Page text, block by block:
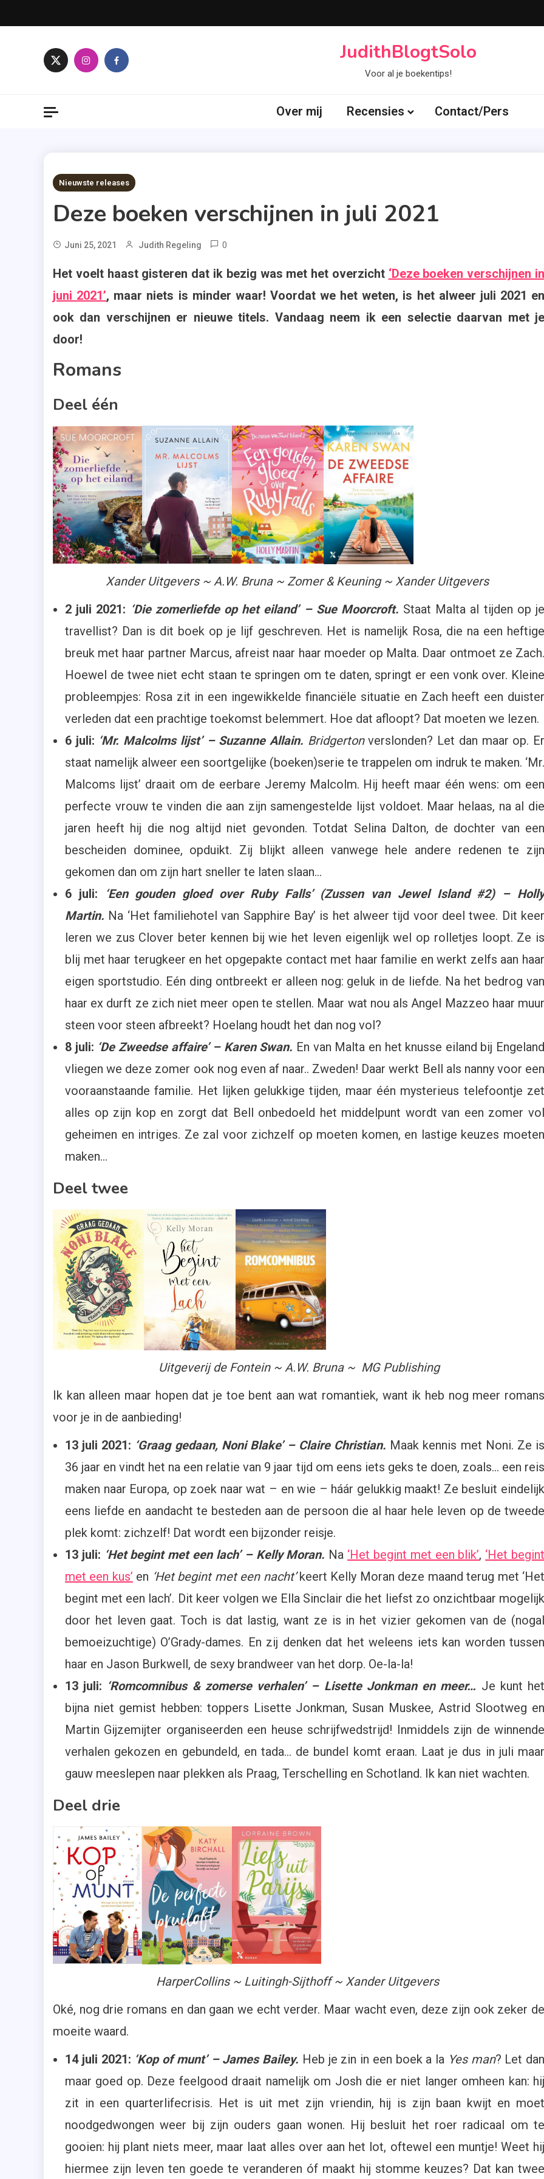
to
JudithBlogtSolo
Voor al je boekentips!
Over mij Recensies Contact/Pers
11 MINS READ
Nieuwste releases
Deze boeken verschijnen in juli 2021
Juni 25, 2021 Judith Regeling 0
Bruna
,
Overzicht
,
Romans
,
Suzanne
Vermeer
,
Thrillers
,
Xander
,
Young
,
Zomer
Het voelt haast gisteren dat ik bezig was met het overzicht ‘Deze boeken verschijnen in
juni 2021’, maar niets is minder waar! Voordat we het weten, is het alweer juli 2021 en
ook dan verschijnen er nieuwe titels. Vandaag neem ik een selectie daarvan met je
door!
Romans
Deel één
Xander Uitgevers ~ A.W. Bruna ~ Zomer & Keuning ~ Xander Uitgevers
2 juli 2021: ‘Die zomerliefde op het eiland’ – Sue Moorcroft. Staat Malta al tijden op je
travellist? Dan is dit boek op je lijf geschreven. Het is namelijk Rosa, die na een heftige
breuk met haar partner Marcus, afreist naar haar moeder op Malta. Daar ontmoet ze Zach.
Hoewel de twee niet echt staan te springen om te daten, springt er een vonk over. Kleine
probleempjes: Rosa zit in een ingewikkelde financiële situatie en Zach heeft een duister
verleden dat een prachtige toekomst belemmert. Hoe dat afloopt? Dat moeten we lezen.
6 juli: ‘Mr. Malcolms lijst’ – Suzanne Allain. Bridgertonverslonden? Let dan maar op. Er
staat namelijk alweer een soortgelijke (boeken)serie te trappelen om indruk te maken. ‘Mr.
Malcoms lijst’ draait om de eerbare Jeremy Malcolm. Hij heeft maar één wens: om een
perfecte vrouw te vinden die aan zijn samengestelde lijst voldoet. Maar helaas, na al die
jaren heeft hij die nog altijd niet gevonden. Totdat Selina Dalton, de dochter van een
bescheiden dominee, opduikt. Zij blijkt alleen vanwege hele andere redenen te zijn
gekomen dan om zijn hart sneller te laten slaan…
6 juli: ‘Een gouden gloed over Ruby Falls’ (Zussen van Jewel Island #2) –
Martin. Na ‘Het familiehotel van Sapphire Bay’ is het alweer tijd voor deel twee. Dit keer
leren we zus Clover beter kennen bij wie het leven eigenlijk wel op rolletjes loopt. Ze is
blij met haar terugkeer en het opgepakte contact met haar familie en werkt zelfs aan haar
eigen sportstudio. Eén ding ontbreekt er alleen nog: geluk in de liefde. Na het bedrog van
haar ex durft ze zich niet meer open te stellen. Maar wat nou als Angel Mazzeo haar muur
steen voor steen afbreekt? Hoelang houdt het dan nog vol?
8 juli: ‘De Zweedse affaire’ – Karen Swan. En van Malta en het knusse eiland bij Engeland
vliegen we deze zomer ook nog even af naar.. Zweden! Daar werkt Bell als nanny voor een
vooraanstaande familie. Het lijken gelukkige tijden, maar één mysterieus telefoontje zet
alles op zijn kop en zorgt dat Bell onbedoeld het middelpunt wordt van een zomer vol
geheimen en intriges. Ze zal voor zichzelf op moeten komen, en lastige keuzes moeten
maken…
Deel twee
Uitgeverij de Fontein ~ A.W. Bruna ~ MG Publishing
Ik kan alleen maar hopen dat je toe bent aan wat romantiek, want ik heb nog meer romans
voor je in de aanbieding!
13 juli 2021: ‘Graag gedaan, Noni Blake’ – Claire Christian. Maak kennis met Noni. Ze is
36 jaar en vindt het na een relatie van 9 jaar tijd om eens iets geks te doen, zoals… een reis
maken naar Europa, op zoek naar wat – en wie – háár gelukkig maakt! Ze besluit eindelijk
eens liefde en aandacht te besteden aan de persoon die al haar hele leven op de tweede
plek komt: zichzelf! Dat wordt een bijzonder reisje.
13 juli: ‘Het begint met een lach’ – Kelly Moran. Na ‘Het begint met een blik’, ‘Het begint
met een kus’ en ‘Het begint met een nacht’keert Kelly Moran deze maand terug met ‘Het
begint met een lach’. Dit keer volgen we Ella Sinclair die het liefst zo onzichtbaar mogelijk
door het leven gaat. Toch is dat lastig, want ze is in het vizier gekomen van de (nogal
bemoeizuchtige) O’Grady-dames. En zij denken dat het weleens iets kan worden tussen
haar en Jason Burkwell, de sexy brandweer van het dorp. Oe-la-la!
13 juli: ‘Romcomnibus & zomerse verhalen’ – Lisette Jonkman en meer… Je kunt het
bijna niet gemist hebben: toppers Lisette Jonkman, Susan Muskee, Astrid Slootweg en
Martin Gijzemijter organiseerden een heuse schrijfwedstrijd! Inmiddels zijn de winnende
verhalen gekozen en gebundeld, en tada… de bundel komt eraan. Laat je dus in juli maar
gauw meeslepen naar plekken als Praag, Terschelling en Schotland. Ik kan niet wachten.
Deel drie
HarperCollins ~ Luitingh-Sijthoff ~ Xander Uitgevers
Oké, nog drie romans en dan gaan we echt verder. Maar wacht even, deze zijn ook zeker de
moeite waard.
14 juli 2021: ‘Kop of munt’ – James Bailey. Heb je zin in een boek a la Yes man? Let dan
maar goed op. Deze feelgood draait namelijk om Josh die er niet langer omheen kan: hij
zit in een quarterlifecrisis. Het is uit met zijn vriendin, hij is zijn baan kwijt en moet
noodgedwongen weer bij zijn ouders gaan wonen. Hij besluit het roer radicaal om te
gooien: hij plant niets meer, maar laat alles over aan het lot, oftewel een muntje! Weet hij
hiermee zijn leven ten goede te veranderen óf maakt hij stomme keuzes? Dat kan twee